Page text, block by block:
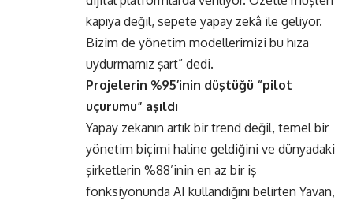
kapıya değil, sepete yapay zekâ ile geliyor.
Bizim de yönetim modellerimizi bu hıza
uydurmamız şart” dedi.
Projelerin %95’inin düştüğü “pilot
uçurumu” aşıldı
Yapay zekanın artık bir trend değil, temel bir
yönetim biçimi haline geldiğini ve dünyadaki
şirketlerin %88’inin en az bir iş
fonksiyonunda AI kullandığını belirten Yavan,